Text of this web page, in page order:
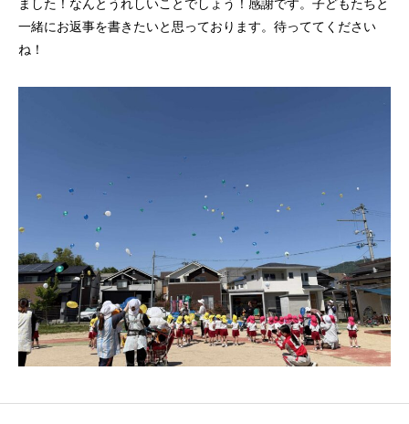
ました！なんとうれしいことでしょう！感謝です。子どもたちと
一緒にお返事を書きたいと思っております。待っててください
ね！